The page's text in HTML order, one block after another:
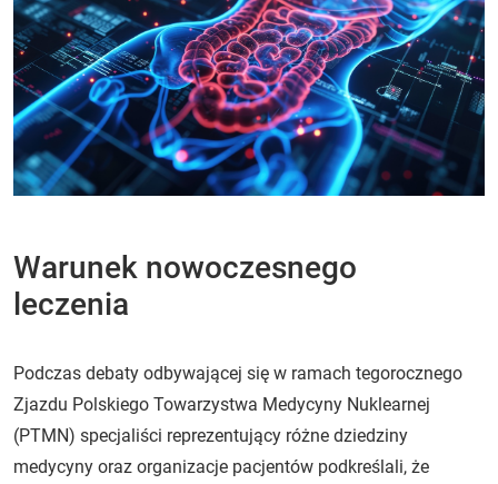
Warunek nowoczesnego
leczenia
Podczas debaty odbywającej się w ramach tegorocznego
Zjazdu Polskiego Towarzystwa Medycyny Nuklearnej
(PTMN) specjaliści reprezentujący różne dziedziny
medycyny oraz organizacje pacjentów podkreślali, że